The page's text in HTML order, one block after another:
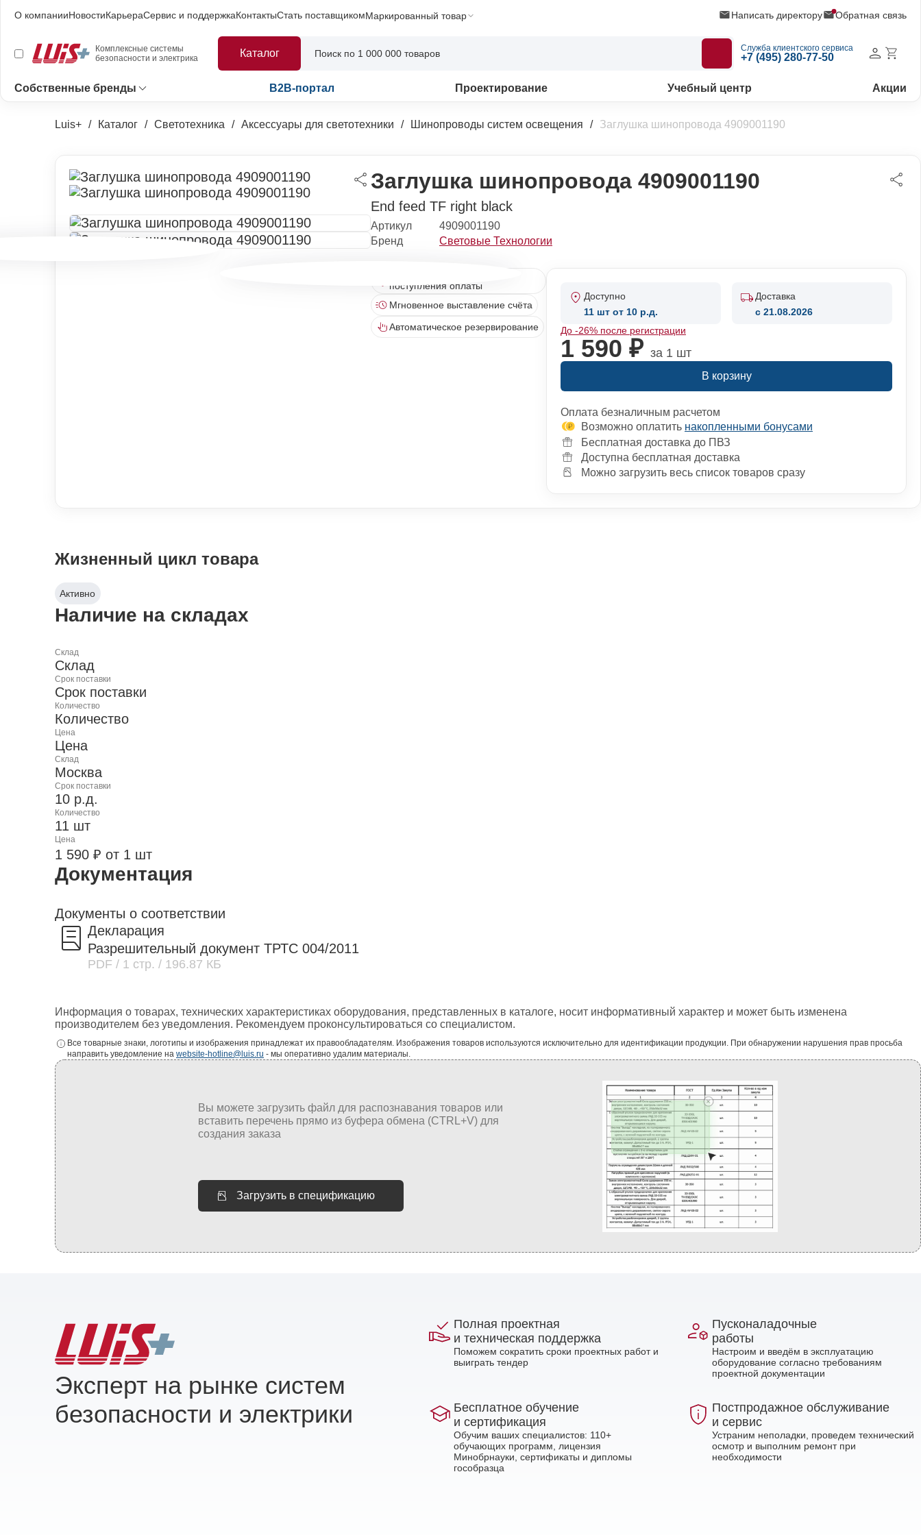
О компанииНовостиКарьераСервис и поддержкаКонтактыСтать поставщикомМаркированный товар Написать директору Обратная связь
Комплексные системы
безопасности и электрика
Каталог Служба клиентского сервиса
+7 (495) 280-77-50
Собственные бренды B2B-портал Проектирование Учебный центр Акции
Luis+ Каталог Светотехника Аксессуары для светотехники Шинопроводы систем освещения Заглушка шинопровода 4909001190
Заглушка шинопровода 4909001190
End feed TF right black
Артикул
4909001190
Бренд
Световые Технологии
поступления оплаты
Мгновенное выставление счёта
Автоматическое резервирование
Доступно
11 шт от 10 р.д.
Доставка
c 21.08.2026
До -26% после регистрации
1 590 ₽ за 1 шт
В корзину
Оплата безналичным расчетом
Возможно оплатить накопленными бонусами
Бесплатная доставка до ПВЗ
Доступна бесплатная доставка
Можно загрузить весь список товаров сразу
Жизненный цикл товара
Активно
Наличие на складах
Склад
Склад
Срок поставки
Срок поставки
Количество
Количество
Цена
Цена
Склад
Москва
Срок поставки
10 р.д.
Количество
11 шт
Цена
1 590 ₽ от 1 шт
Документация
Документы о соответствии
Декларация
Разрешительный документ ТРТС 004/2011
PDF / 1 стр. / 196.87 КБ
Информация о товарах, технических характеристиках оборудования, представленных в каталоге, носит информативный характер и может быть изменена
производителем без уведомления. Рекомендуем проконсультироваться со специалистом.
Все товарные знаки, логотипы и изображения принадлежат их правообладателям. Изображения товаров используются исключительно для идентификации продукции. При обнаружении нарушения прав просьба
направить уведомление на website-hotline@luis.ru - мы оперативно удалим материалы.
Загрузить в спецификацию
Эксперт на рынке систем
безопасности и электрики
Полная проектная
и техническая поддержка
Поможем сократить сроки проектных работ и
выиграть тендер
Пусконаладочные
работы
Настроим и введём в эксплуатацию
оборудование согласно требованиям
проектной документации
Бесплатное обучение
и сертификация
Обучим ваших специалистов: 110+
обучающих программ, лицензия
Минобрнауки, сертификаты и дипломы
гособразца
Постпродажное обслуживание
и сервис
Устраним неполадки, проведем технический
осмотр и выполним ремонт при
необходимости